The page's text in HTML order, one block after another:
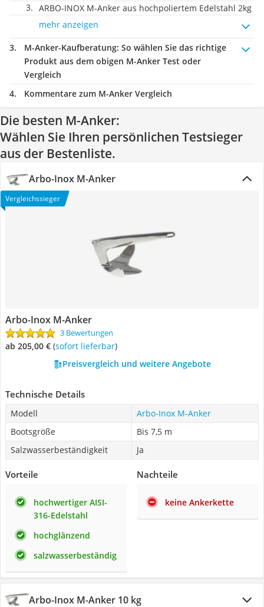
ARBO-INOX M-Anker aus hochpoliertem Edelstahl 2kg
mehr anzeigen
M-Anker-Kaufberatung: So wählen Sie das richtige
Produkt aus dem obigen M-Anker Test oder
Vergleich
Kommentare zum M-Anker Vergleich
Die besten M-Anker:
Wählen Sie Ihren persönlichen Testsieger
aus der Bestenliste.
‎Arbo-Inox M-Anker
Vergleichssieger
‎Arbo-Inox M-Anker
3 Bewertungen
ab 205,00 € ( Sofort lieferbar)
Preisvergleich und weitere Angebote
Technische Details
Modell
‎Arbo-Inox M-Anker
Bootsgröße
Bis 7,5 m
Salzwasserbeständigkeit
Ja
Vorteile
hochwertiger AISI-
316-Edelstahl
hochglänzend
salzwasserbeständig
Nachteile
keine Ankerkette
Arbo-Inox M-Anker 10 kg